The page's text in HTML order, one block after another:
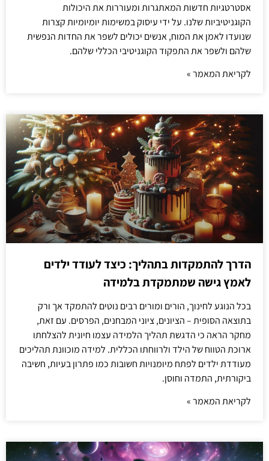
אסטרטגיות חדשות המאתגרות ומעוררות את היכולות
הקוגניטיביות שלנו. על ידי עיסוק במשימות יומיומיות קצרות
שנועדו לאמן את המוח, אנשים יכולים לשפר את החדות הנפשית
שלהם ולשפר את התפקוד הקוגניטיבי הכללי שלהם.
לקריאת המאמר »
הדרך להתמקדות בתהליך: כיצד לעודד ילדים
לאמץ גישה שמתמקדת בלמידה
בכל הנוגע לחינוך, הורים ומורים רבים נוטים להתמקד אך ורק
בתוצאה הסופית – הציונים, ציוני המבחנים, הפרסים. עם זאת,
מחקר הראה כי הדגשת תהליך הלמידה עצמו חיונית להצלחתו
ארוכת הטווח של הילד ולרווחתו הכללית. למידה מוכוונת תהליכים
מעודדת ילדים לפתח מיומנויות חשובות כמו פתרון בעיות, חשיבה
ביקורתית, התמדה וחוסן.
לקריאת המאמר »